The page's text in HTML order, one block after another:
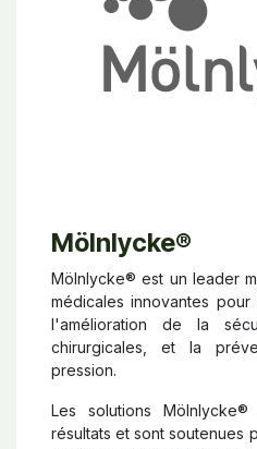
Mölnlycke®
Mölnlycke® est un leader
médicales innovantes pour
l'amélioration de la
chirurgicales, et la
pression.
Les solutions
résultats et sont soutenues